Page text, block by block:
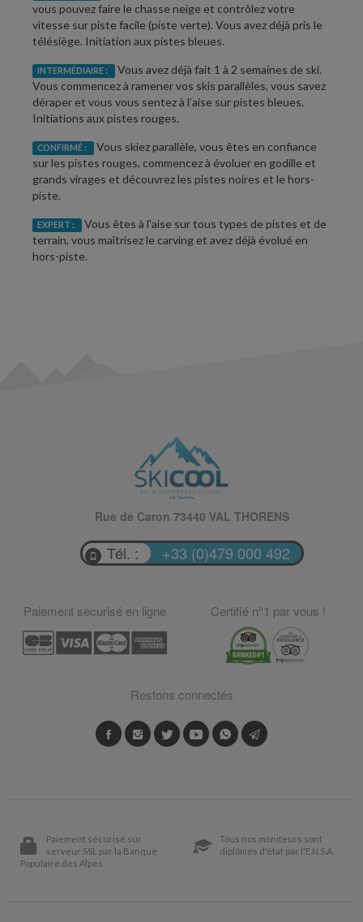
vous pouvez faire le chasse neige et contrôlez votre
vitesse sur piste facile (piste verte). Vous avez déjà pris le
télésiège. Initiation aux pistes bleues.
INTERMÉDIAIRE :
Vous avez déjà fait 1 à 2 semaines de ski.
Vous commencez à ramener vos skis parallèles, vous savez
déraper et vous vous sentez à l’aise sur pistes bleues.
Initiations aux pistes rouges.
CONFIRMÉ :
Vous skiez parallèle, vous êtes en confiance
sur les pistes rouges, commencez à évoluer en godille et
grands virages et découvrez les pistes noires et le hors-
piste.
EXPERT :
Vous êtes à l'aise sur tous types de pistes et de
terrain, vous maîtrisez le carving et avez déjà évolué en
hors-piste.
Rue de Caron 73440 VAL THORENS
Tél. : +33 (0)479 000 492
Paiement sécurisé en ligne Certifié n°1 par vous !
Restons connectés
Paiement sécurisé sur
serveur SSL par la Banque
Populaire des Alpes
Tous nos moniteurs sont
diplômés d'état par l'E.N.S.A.